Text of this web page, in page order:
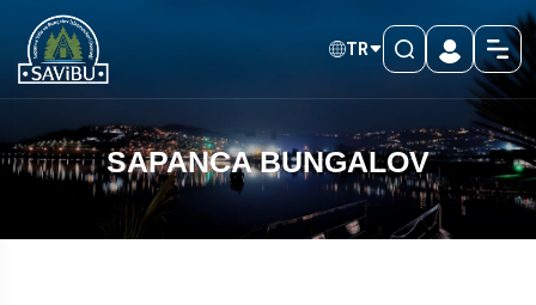
TR
SAPANCA BUNGALOV